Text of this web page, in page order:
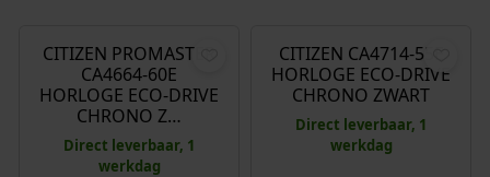
CITIZEN PROMASTER
CA4664-60E
HORLOGE ECO-DRIVE
CHRONO Z…
Direct leverbaar, 1
werkdag
CITIZEN CA4714-55E
HORLOGE ECO-DRIVE
CHRONO ZWART
Direct leverbaar, 1
werkdag